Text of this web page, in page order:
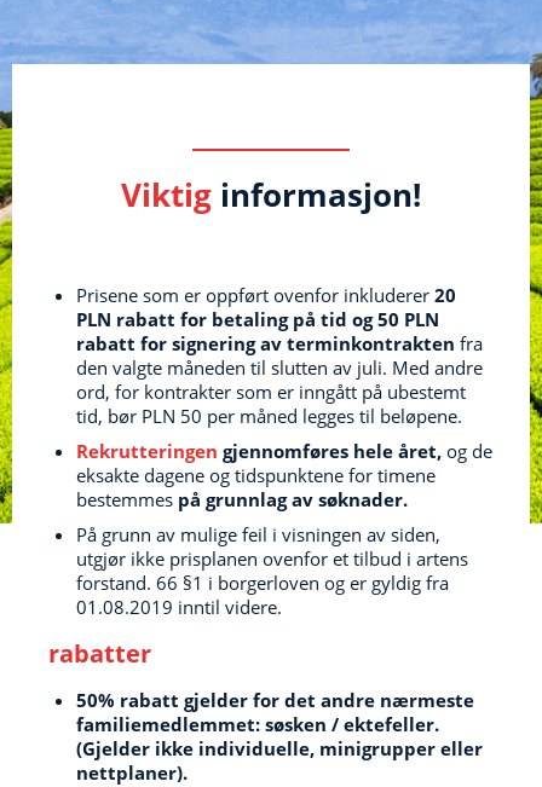
Viktig informasjon!
Prisene som er oppført ovenfor inkluderer 20
PLN rabatt for betaling på tid og 50 PLN
rabatt for signering av terminkontrakten fra
den valgte måneden til slutten av juli. Med andre
ord, for kontrakter som er inngått på ubestemt
tid, bør PLN 50 per måned legges til beløpene.
Rekrutteringen gjennomføres hele året,og de
eksakte dagene og tidspunktene for timene
bestemmespå grunnlag av søknader.
På grunn av mulige feil i visningen av siden,
utgjør ikke prisplanen ovenfor et tilbud i artens
forstand. 66 §1 i borgerloven og er gyldig fra
01.08.2019 inntil videre.
rabatter
50% rabatt gjelder for det andre nærmeste
familiemedlemmet: søsken / ektefeller.
(Gjelder ikke individuelle, minigrupper eller
nettplaner).